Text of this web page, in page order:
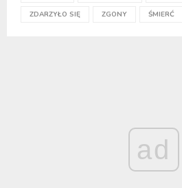
ZDARZYŁO SIĘ ZGONY ŚMIERĆ
ad